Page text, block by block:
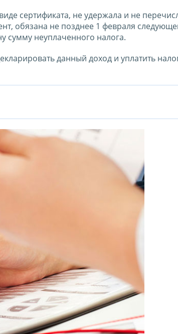
сертификата, не удержала и не
обязана не позднее 1 февраля
сумму неуплаченного налога.
данный доход и уплатить